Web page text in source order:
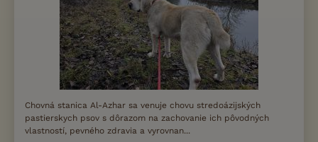
Chovná stanica Al-Azhar sa venuje chovu stredoázijských
pastierskych psov s dôrazom na zachovanie ich pôvodných
vlastností, pevného zdravia a vyrovnan...